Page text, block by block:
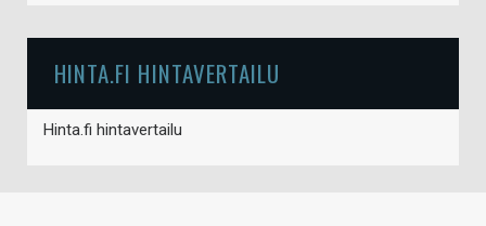
HINTA.FI HINTAVERTAILU
Hinta.fi hintavertailu